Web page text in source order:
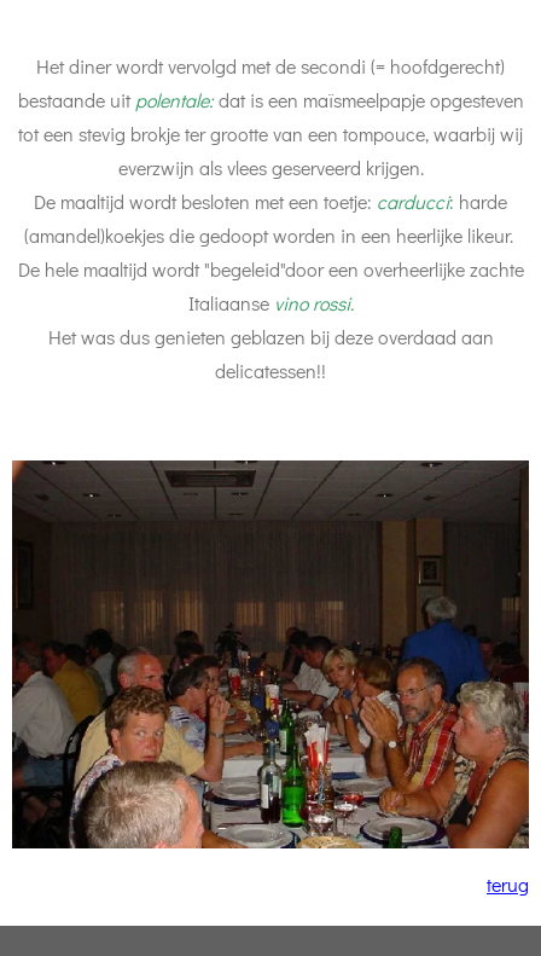
Het diner wordt vervolgd met de secondi (= hoofdgerecht)
bestaande uitpolentale:dat is een maïsmeelpapje opgesteven
tot een stevig brokje ter grootte van een tompouce, waarbij wij
everzwijn als vlees geserveerd krijgen.
De maaltijd wordt besloten met een toetje: carducci: harde
(amandel)koekjes die gedoopt worden in een heerlijke likeur.
De hele maaltijd wordt "begeleid"door een overheerlijke zachte
Italiaansevino rossi.
Het was dus genieten geblazen bij deze overdaad aan
delicatessen!!
terug